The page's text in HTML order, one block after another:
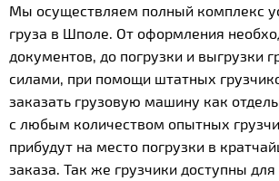
Мы осуществляем полный комплекс
груза в Шполе. От оформления
документов, до погрузки и выгрузки
силами, при помощи штатных
заказать грузовую машину как
с любым количеством опытных
прибудут на место погрузки в
заказа. Так же грузчики доступны для